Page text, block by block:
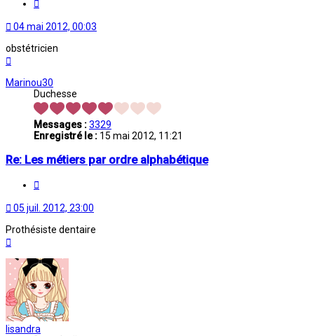
04 mai 2012, 00:03
obstétricien
Marinou30
Duchesse
Messages :3329
Enregistré le : 15 mai 2012, 11:21
Re: Les métiers par ordre alphabétique
05 juil. 2012, 23:00
Prothésiste dentaire
lisandra